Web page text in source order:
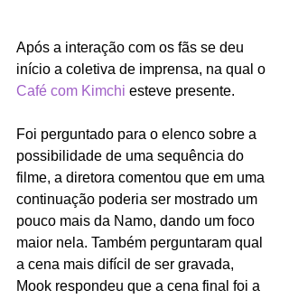
Após a interação com os fãs se deu
início a coletiva de imprensa, na qual o
Café com Kimchi esteve presente.
Foi perguntado para o elenco sobre a
possibilidade de uma sequência do
filme, a diretora comentou que em uma
continuação poderia ser mostrado um
pouco mais da Namo, dando um foco
maior nela. Também perguntaram qual
a cena mais difícil de ser gravada,
Mook respondeu que a cena final foi a